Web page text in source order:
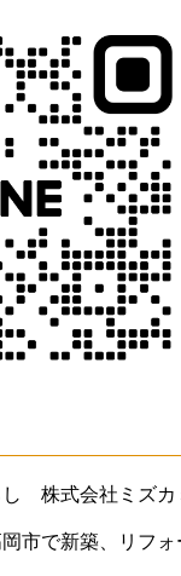
し 株式会社ミズカ
市で新築、リフ